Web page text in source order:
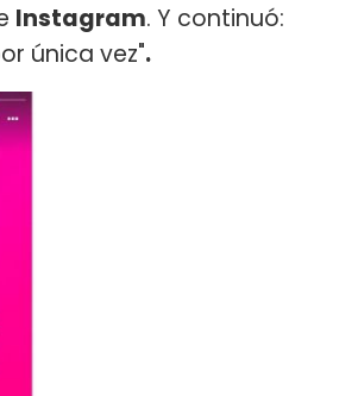
Instagram. Y continuó:
única vez".